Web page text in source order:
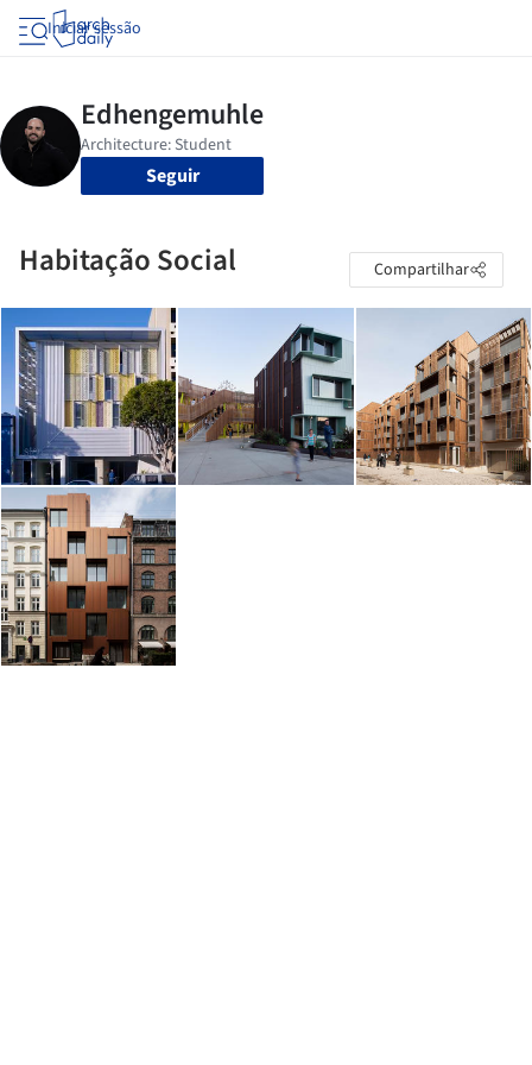
Iniciar sessão
Seguir
Habitação Social Compartilhar